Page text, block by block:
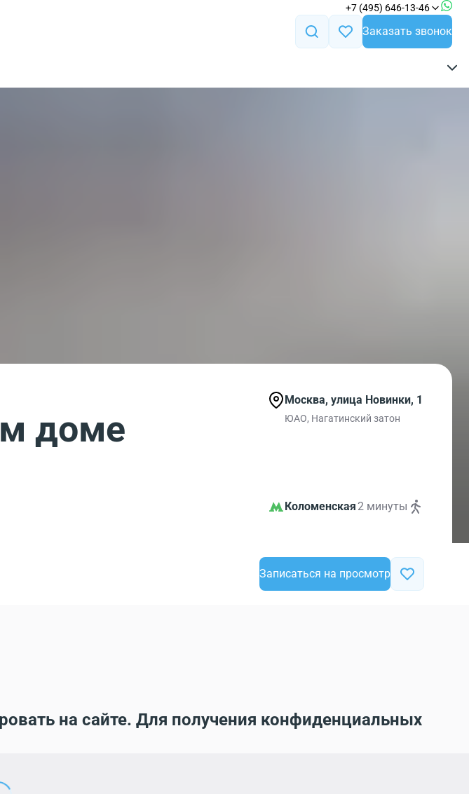
+7 (495) 646-13-46
Заказать звонок
доме
Москва, улица Новинки, 1
ЮАО, Нагатинский затон
Коломенская~ 2 минуты
Записаться на просмотр
на сайте. Для получения конфиденциальных